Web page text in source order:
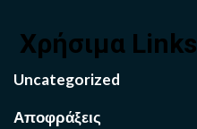
Χρήσιμα Links
Uncategorized
Αποφράξεις